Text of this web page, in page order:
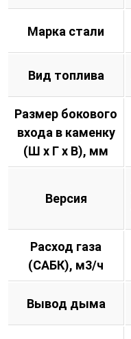
Марка стали
Вид топлива
Размер бокового
входа в каменку
(Ш х Г х В), мм
Версия
Расход газа
(САБК), м3/ч
Вывод дыма